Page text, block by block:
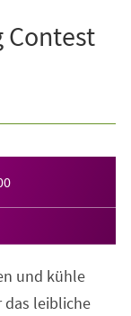
Contest
und kühle
das leibliche